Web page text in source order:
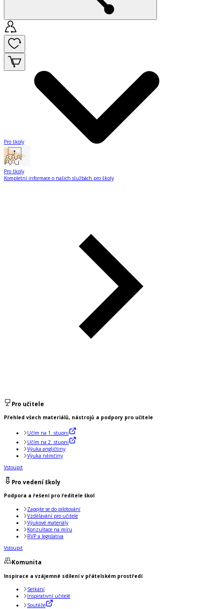
Pro školy
Pro školy
Kompletní informace o našich službách pro školy
Pro učitele
Přehled všech materiálů, nástrojů a podpory pro učitele
Učím na 1. stupni
Učím na 2. stupni
Výuka angličtiny
Výuka němčiny
Vstoupit
Pro vedení školy
Podpora a řešení pro ředitele škol
Zapojte se do pilotování
Vzdělávání pro učitele
Výukové materiály
Konzultace na míru
RVP a legislativa
Vstoupit
Komunita
Inspirace a vzájemné sdílení v přátelském prostředí
Setkání
Inspirativní učitelé
Soutěže